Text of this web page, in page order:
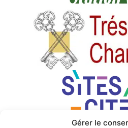
Gérer le